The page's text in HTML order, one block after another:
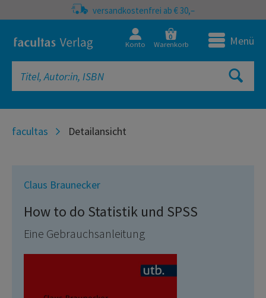
versandkostenfrei ab € 30,–
Konto
0
Warenkorb Menü
facultas Detailansicht
Claus Braunecker
How to do Statistik und SPSS
Eine Gebrauchsanleitung